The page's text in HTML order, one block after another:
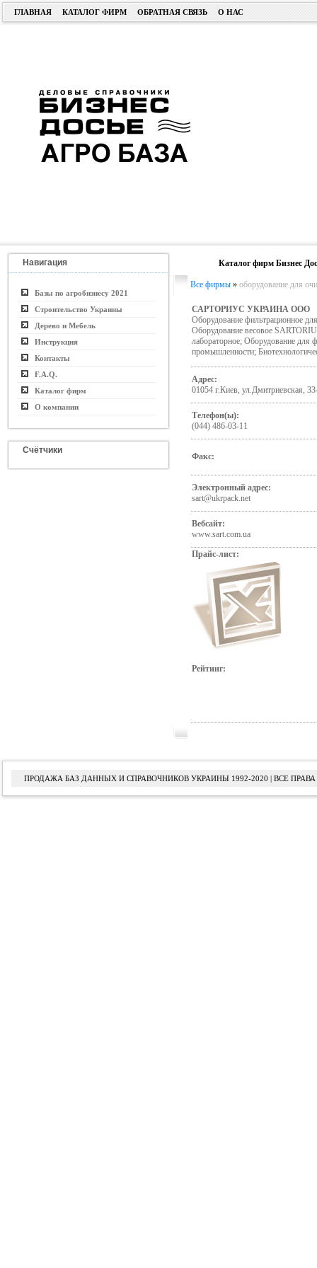
ГЛАВНАЯ КАТАЛОГ ФИРМ ОБРАТНАЯ СВЯЗЬ О НАС
Навигация
Базы по агробизнесу 2021
Строительство Украины
Дерево и Мебель
Инструкция
Контакты
F.A.Q.
Каталог фирм
О компании
Счётчики
Каталог фирм Бизнес
Все фирмы » оборудование для
САРТОРИУС УКРАИНА ООО
Оборудование фильтрационное
Оборудование весовое
лабораторное; Оборудование для
промышленности;
Адрес:
01054 г.Киев, ул.Дмитриевская,
Телефон(ы):
(044) 486-03-11
Факс:
Электронный адрес:
sart@ukrpack.net
Вебсайт:
www.sart.com.ua
Прайс-лист:
Рейтинг:
ПРОДАЖА БАЗ ДАННЫХ И СПРАВОЧНИКОВ УКРАИНЫ 1992-2020 | ВСЕ